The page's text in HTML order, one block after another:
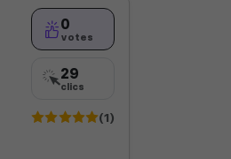
0
votes
29
clics
(1)